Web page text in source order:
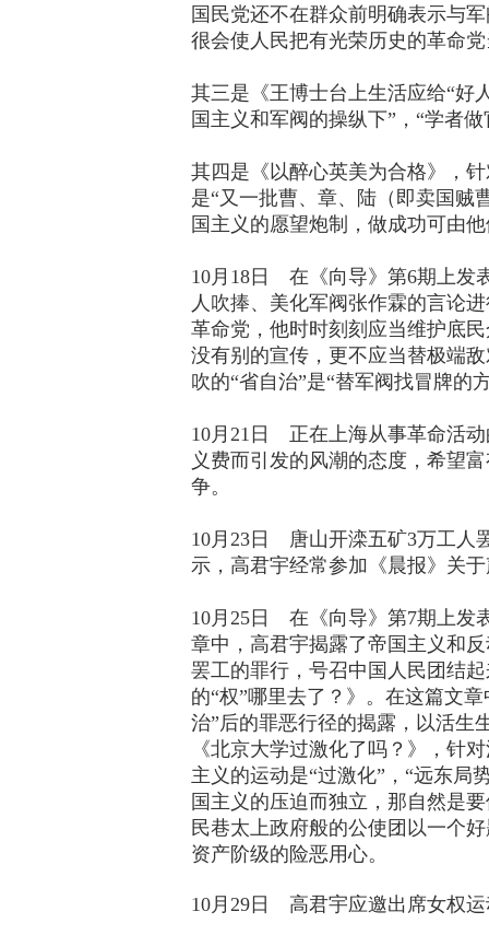
国民党还不在群众前明确表示与
很会使人民把有光荣历史的革命
其三是《王博士台上生活应给“好
国主义和军阀的操纵下”，“学者
其四是《以醉心英美为合格》，
是“又一批曹、章、陆（即卖国贼
国主义的愿望炮制，做成功可由
10月18日 在《向导》第6期上发
人吹捧、美化军阀张作霖的言论
革命党，他时时刻刻应当维护底
没有别的宣传，更不应当替极端
吹的“省自治”是“替军阀找冒牌的
10月21日 正在上海从事革命活
义费而引发的风潮的态度，希望
争。
10月23日 唐山开滦五矿3万工人
示，高君宇经常参加《晨报》关
10月25日 在《向导》第7期上
章中，高君宇揭露了帝国主义和
罢工的罪行，号召中国人民团结
的“权”哪里去了？》。在这篇文
治”后的罪恶行径的揭露，以活生
《北京大学过激化了吗？》，针
主义的运动是“过激化”，“远东局
国主义的压迫而独立，那自然是
民巷太上政府般的公使团以一个
资产阶级的险恶用心。
10月29日 高君宇应邀出席女权